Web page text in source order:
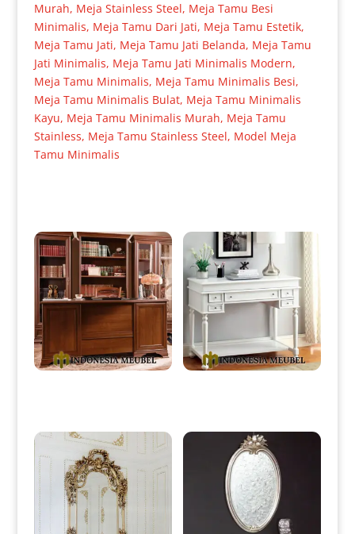
Murah, Meja Stainless Steel, Meja Tamu Besi
Minimalis, Meja Tamu Dari Jati, Meja Tamu Estetik,
Meja Tamu Jati, Meja Tamu Jati Belanda, Meja Tamu
Jati Minimalis, Meja Tamu Jati Minimalis Modern,
Meja Tamu Minimalis, Meja Tamu Minimalis Besi,
Meja Tamu Minimalis Bulat, Meja Tamu Minimalis
Kayu, Meja Tamu Minimalis Murah, Meja Tamu
Stainless, Meja Tamu Stainless Steel, Model Meja
Tamu Minimalis